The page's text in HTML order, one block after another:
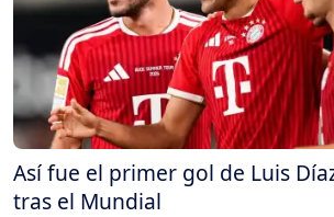
Así fue el primer gol de Luis
tras el Mundial